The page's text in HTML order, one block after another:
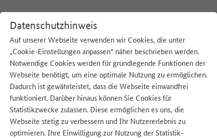
Datenschutzhinweis
Auf unserer Webseite verwenden wir Cookies, die unter
„Cookie-Einstellungen anpassen“ näher beschrieben werden.
Notwendige Cookies werden für grundlegende Funktionen der
Webseite benötigt, um eine optimale Nutzung zu ermöglichen.
Dadurch ist gewährleistet, dass die Webseite einwandfrei
funktioniert. Darüber hinaus können Sie Cookies für
Statistikzwecke zulassen. Diese ermöglichen es uns, die
Webseite stetig zu verbessern und Ihr Nutzererlebnis zu
optimieren. Ihre Einwilligung zur Nutzung der Statistik-
:Startseite Unsere Strategie Materialien